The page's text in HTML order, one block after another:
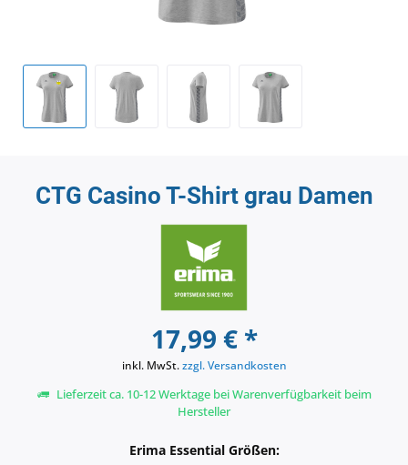
CTG Casino T-Shirt grau Damen
17,99 € *
inkl. MwSt.zzgl. Versandkosten
Lieferzeit ca. 10-12 Werktage bei Warenverfügbarkeit beim
Hersteller
Erima Essential Größen: